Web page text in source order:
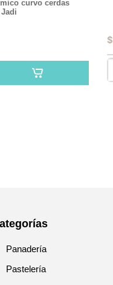
curvo cerdas
$
Panadería
Pastelería